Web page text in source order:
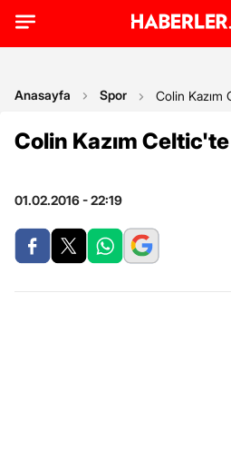
Anasayfa Spor Colin Kazım
Colin Kazım Celtic'te
01.02.2016 - 22:19